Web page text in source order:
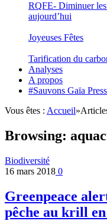
RQFE- Diminuer les
aujourd’hui
Joyeuses Fêtes
Tarification du
Analyses
A propos
#Sauvons Gaïa
Vous êtes : Accueil»
Browsing:
Biodiversité
16 mars 2018 0
Greenpeace
pêche au krill